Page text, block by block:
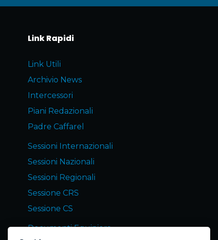
Link Rapidi
Link Utili
Archivio News
Intercessori
Piani Redazionali
Padre Caffarel
Sessioni Internazionali
Sessioni Nazionali
Sessioni Regionali
Sessione CRS
Sessione CS
Documenti Equipiers